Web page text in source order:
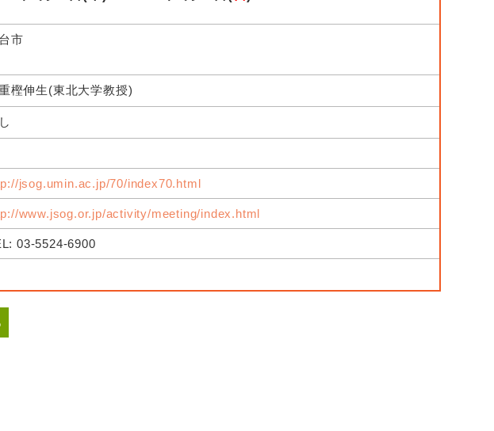
市
樫伸生(東北大学教授)
jsog.umin.ac.jp/70/index70.html
www.jsog.or.jp/activity/meeting/index.html
03-5524-6900